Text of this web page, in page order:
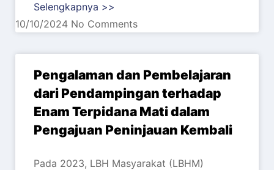
Selengkapnya >>
10/10/2024 No Comments
Pengalaman dan Pembelajaran
dari Pendampingan terhadap
Enam Terpidana Mati dalam
Pengajuan Peninjauan Kembali
Pada 2023, LBH Masyarakat (LBHM)